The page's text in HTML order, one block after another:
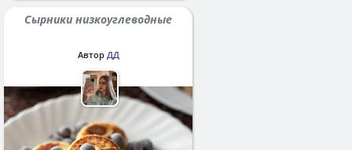
Сырники низкоуглеводные
Автор ДД